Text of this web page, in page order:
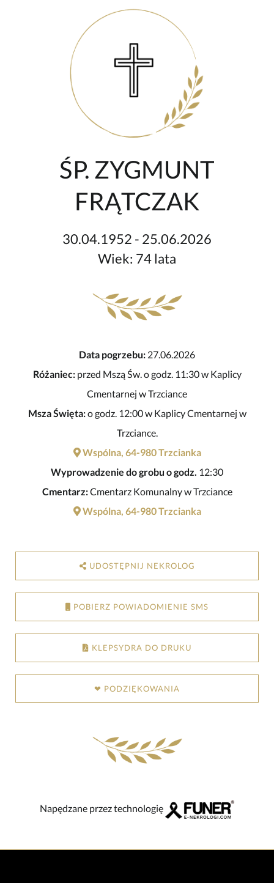
ŚP. ZYGMUNT
FRĄTCZAK
30.04.1952 - 25.06.2026
Wiek: 74 lata
Data pogrzebu: 27.06.2026
Różaniec:przed Mszą Św. o godz. 11:30 w Kaplicy
Cmentarnej w Trzciance
Msza Święta:o godz. 12:00 w Kaplicy Cmentarnej w
Trzciance.
Wspólna, 64-980 Trzcianka
Wyprowadzenie do grobu o godz. 12:30
Cmentarz:Cmentarz Komunalny w Trzciance
Wspólna, 64-980 Trzcianka
UDOSTĘPNIJ NEKROLOG
POBIERZ POWIADOMIENIE SMS
KLEPSYDRA DO DRUKU
❤ PODZIĘKOWANIA
Napędzane przez technologię